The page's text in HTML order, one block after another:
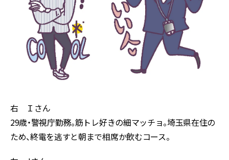
右 Ｉさん
29歳・警視庁勤務。筋トレ好きの細マッチョ。埼玉県在住の
ため、終電を逃すと朝まで相席か飲むコース。